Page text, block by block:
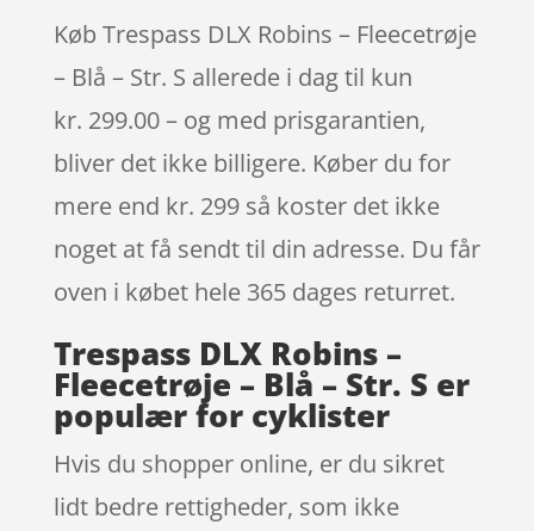
Køb Trespass DLX Robins – Fleecetrøje
– Blå – Str. S allerede i dag til kun
kr. 299.00 – og med prisgarantien,
bliver det ikke billigere. Køber du for
mere end kr. 299 så koster det ikke
noget at få sendt til din adresse. Du får
oven i købet hele 365 dages returret.
Trespass DLX Robins –
Fleecetrøje – Blå – Str. S er
populær for cyklister
Hvis du shopper online, er du sikret
lidt bedre rettigheder, som ikke